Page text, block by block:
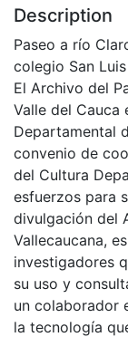
Description
Paseo a río
colegio San
El Archivo del
Valle del Cauca
Departamental
convenio de
del Cultura
esfuerzos para
divulgación del
Vallecaucana,
investigadores
su uso y
un colaborador
la tecnología